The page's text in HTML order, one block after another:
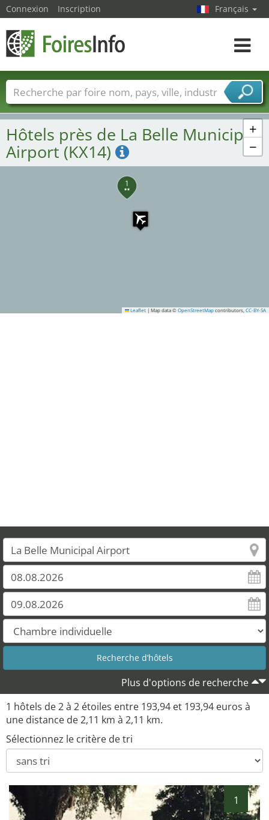
1
+
−
Leaflet | Map data © OpenStreetMap contributors, CC-BY-SA
Hôtels près de La Belle Municipal
Airport (KX14)
Plus d'options de recherche
1 hôtels de 2 à 2 étoiles entre 193,94 et 193,94 euros à
une distance de 2,11 km à 2,11 km.
Sélectionnez le critère de tri
1
Connexion Inscription Français
Toggle
Foire noms Pays Villes
Secteurs de foire
Secteurs du fournisseur de services